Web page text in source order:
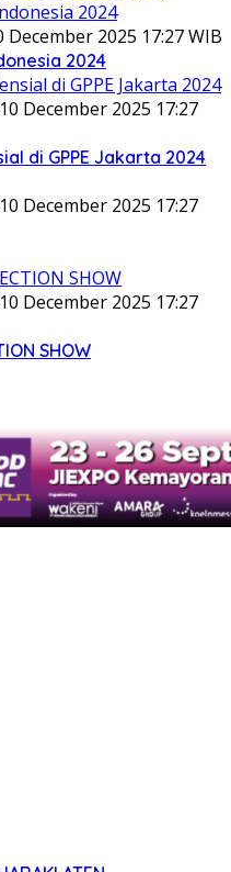
December 2025 17:27 WIB
2024
10 December 2025 17:27
di GPPE Jakarta 2024
10 December 2025 17:27
10 December 2025 17:27
SHOW